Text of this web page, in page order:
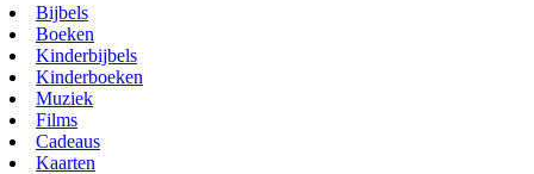
Bijbels
Boeken
Kinderbijbels
Kinderboeken
Muziek
Films
Cadeaus
Kaarten